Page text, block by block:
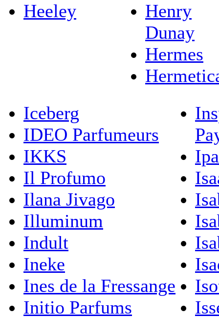
Heeley
Henry
Dunay
Hermes
Iceberg
IDEO Parfumeurs
IKKS
Il Profumo
Ilana Jivago
Illuminum
Indult
Ineke
Ines de la Fressange
Initio Parfums